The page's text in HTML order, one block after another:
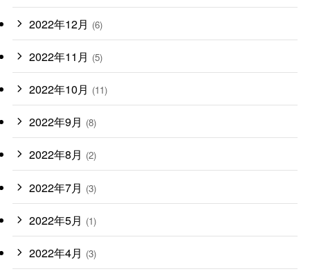
2022年12月 (6)
2022年11月 (5)
2022年10月 (11)
2022年9月 (8)
2022年8月 (2)
2022年7月 (3)
2022年5月 (1)
2022年4月 (3)